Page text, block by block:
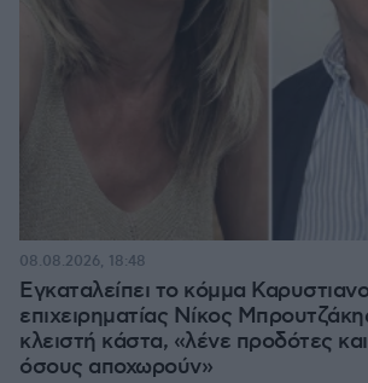
Εγκαταλείπει το κόμμα
επιχειρηματίας Νίκος
κλειστή κάστα, «λένε προδότες
όσους αποχωρούν»
08.08.2026, 18:48